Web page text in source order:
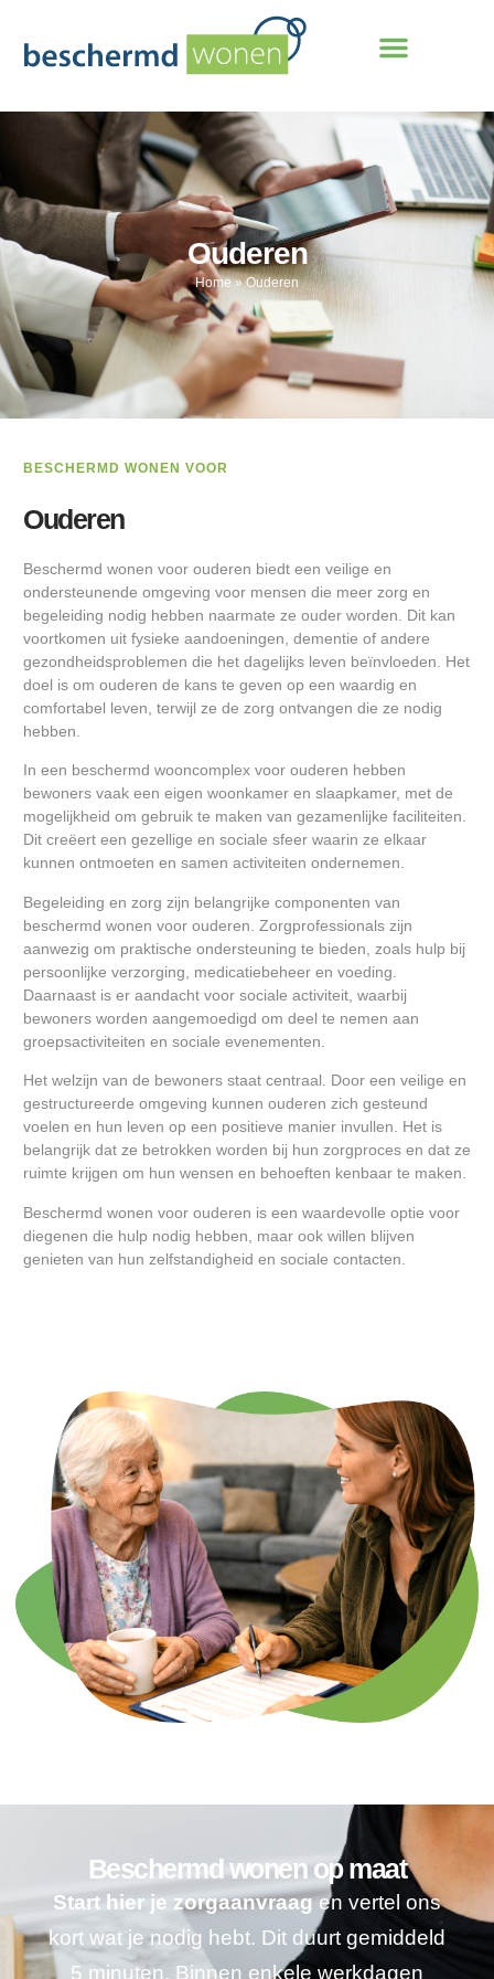
Ouderen
Home»Ouderen
BESCHERMD WONEN VOOR
Ouderen
Beschermd wonen voor ouderen biedt een veilige en
ondersteunende omgeving voor mensen die meer zorg en
begeleiding nodig hebben naarmate ze ouder worden. Dit kan
voortkomen uit fysieke aandoeningen, dementie of andere
gezondheidsproblemen die het dagelijks leven beïnvloeden. Het
doel is om ouderen de kans te geven op een waardig en
comfortabel leven, terwijl ze de zorg ontvangen die ze nodig
hebben.
In een beschermd wooncomplex voor ouderen hebben
bewoners vaak een eigen woonkamer en slaapkamer, met de
mogelijkheid om gebruik te maken van gezamenlijke faciliteiten.
Dit creëert een gezellige en sociale sfeer waarin ze elkaar
kunnen ontmoeten en samen activiteiten ondernemen.
Begeleiding en zorg zijn belangrijke componenten van
beschermd wonen voor ouderen. Zorgprofessionals zijn
aanwezig om praktische ondersteuning te bieden, zoals hulp bij
persoonlijke verzorging, medicatiebeheer en voeding.
Daarnaast is er aandacht voor sociale activiteit, waarbij
bewoners worden aangemoedigd om deel te nemen aan
groepsactiviteiten en sociale evenementen.
Het welzijn van de bewoners staat centraal. Door een veilige en
gestructureerde omgeving kunnen ouderen zich gesteund
voelen en hun leven op een positieve manier invullen. Het is
belangrijk dat ze betrokken worden bij hun zorgproces en dat ze
ruimte krijgen om hun wensen en behoeften kenbaar te maken.
Beschermd wonen voor ouderen is een waardevolle optie voor
diegenen die hulp nodig hebben, maar ook willen blijven
genieten van hun zelfstandigheid en sociale contacten.
Beschermd wonen op maat
Start hier je zorgaanvraagen vertel ons
kort wat je nodig hebt. Dit duurt gemiddeld
5 minuten. Binnen enkele werkdagen